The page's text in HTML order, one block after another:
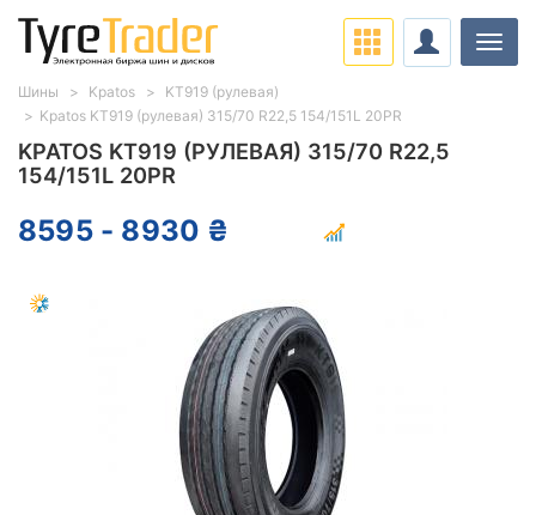
KPATOS KT919 (РУЛЕВАЯ) 315/70 R22,5
154/151L 20PR
8595 - 8930 ₴
Шины Kpatos
KT919 (рулевая)
Kpatos KT919 (рулевая) 315/70 R22,5 154/151L 20PR